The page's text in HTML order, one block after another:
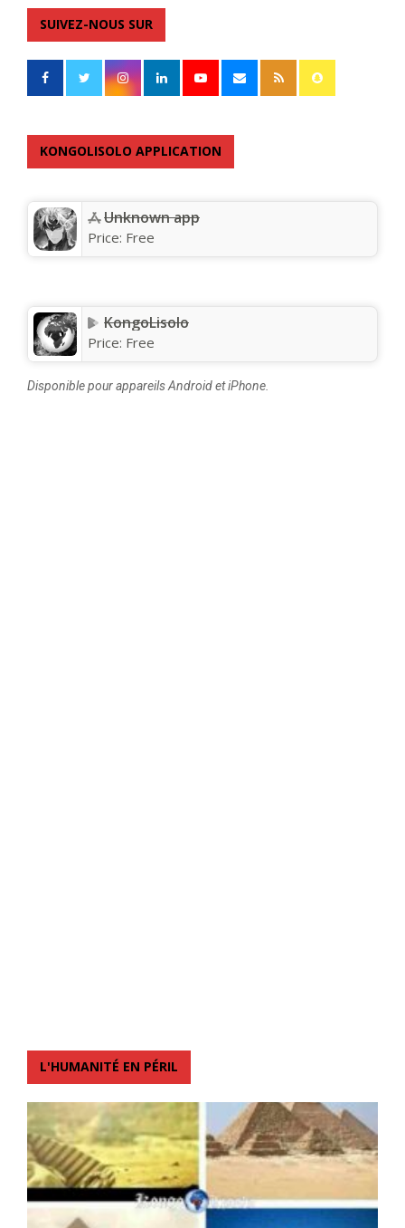
SUIVEZ-NOUS SUR
KONGOLISOLO APPLICATION
Unknown app
Price: Free
KongoLisolo
Price: Free
Disponible pour appareils Android et iPhone.
L'HUMANITÉ EN PÉRIL